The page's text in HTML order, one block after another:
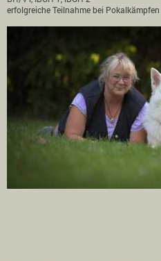
erfolgreiche Teilnahme bei Pokalkämpfen